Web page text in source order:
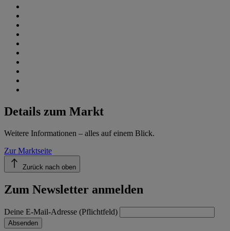
Details zum Markt
Weitere Informationen – alles auf einem Blick.
Zur Marktseite
Zurück nach oben
Zum Newsletter anmelden
Deine E-Mail-Adresse (Pflichtfeld)
Absenden